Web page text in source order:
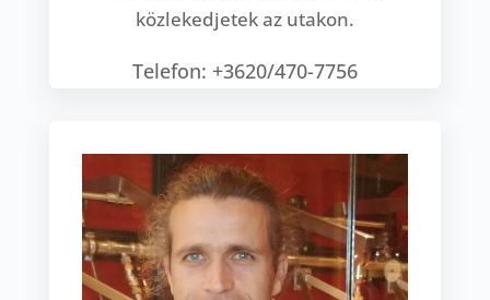
közlekedjetek az utakon.
Telefon: +3620/470-7756